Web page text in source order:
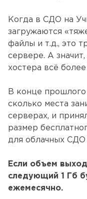
Когда в СДО на
загружаются
файлы и т.д., это
сервере. А
хостера всё
В конце прошлого
сколько места
серверах, и
размер
для облачных СДО
Если объем
следующий 1 Гб
ежемесячно.